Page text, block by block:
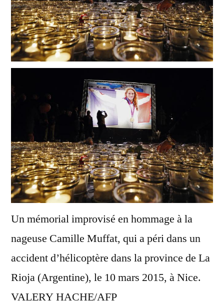
Un mémorial improvisé en hommage à la
nageuse Camille Muffat, qui a péri dans un
accident d’hélicoptère dans la province de La
Rioja (Argentine), le 10 mars 2015, à Nice.
VALERY HACHE/AFP